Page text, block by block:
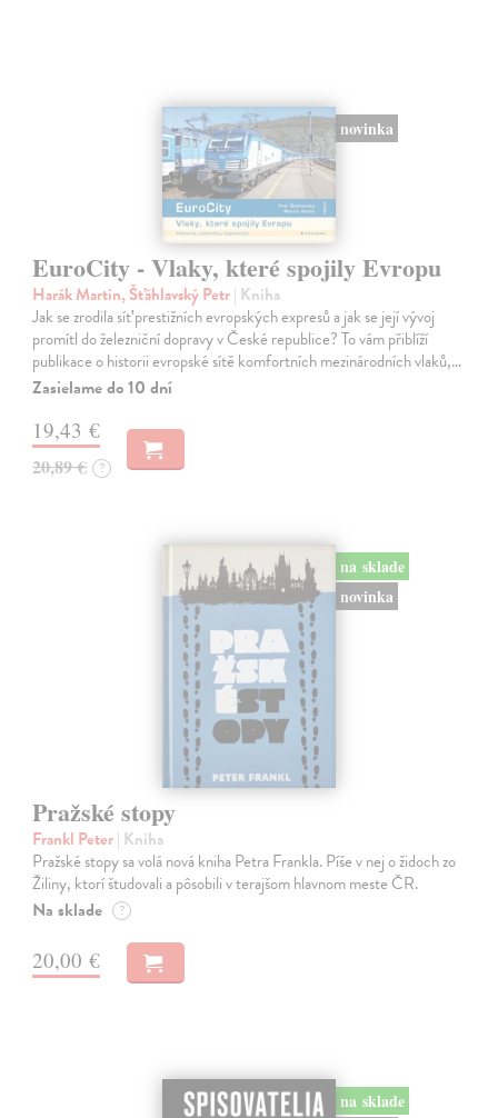
novinka
EuroCity - Vlaky, které spojily Evropu
Harák Martin, Šťáhlavský Petr| Kniha
Jak se zrodila síť prestižních evropských expresů a jak se její vývoj
promítl do železniční dopravy v České republice? To vám přiblíží
publikace o historii evropské sítě komfortních mezinárodních vlaků,…
Zasielame do 10 dní
19,43 €
20,89 € ?
na sklade
novinka
Pražské stopy
Frankl Peter| Kniha
Pražské stopy sa volá nová kniha Petra Frankla. Píše v nej o židoch zo
Žiliny, ktorí študovali a pôsobili v terajšom hlavnom meste ČR.
Na sklade ?
20,00 €
na sklade